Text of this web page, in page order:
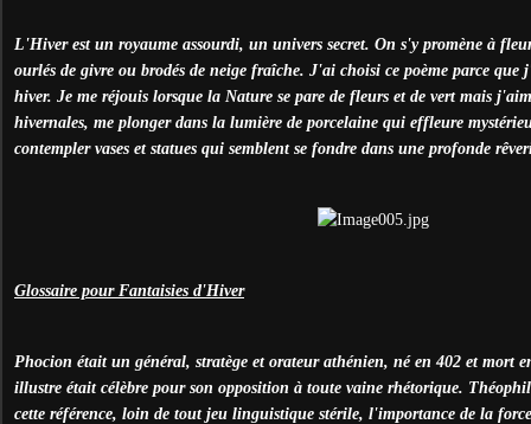
L'Hiver est un royaume assourdi, un univers secret. On s'y promène à
ourlés de givre ou brodés de neige fraîche. J'ai choisi ce poème parce que
hiver. Je me réjouis lorsque la Nature se pare de fleurs et de vert mais
hivernales, me plonger dans la lumière de porcelaine qui effleure
contempler vases et statues qui semblent se fondre dans une profonde
Glossaire pour Fantaisies d'Hiver
Phocion était un général, stratège et orateur athénien, né en 402 et mort
illustre était célèbre pour son opposition à toute vaine rhétorique.
cette référence, loin de tout jeu linguistique stérile, l'importance de la